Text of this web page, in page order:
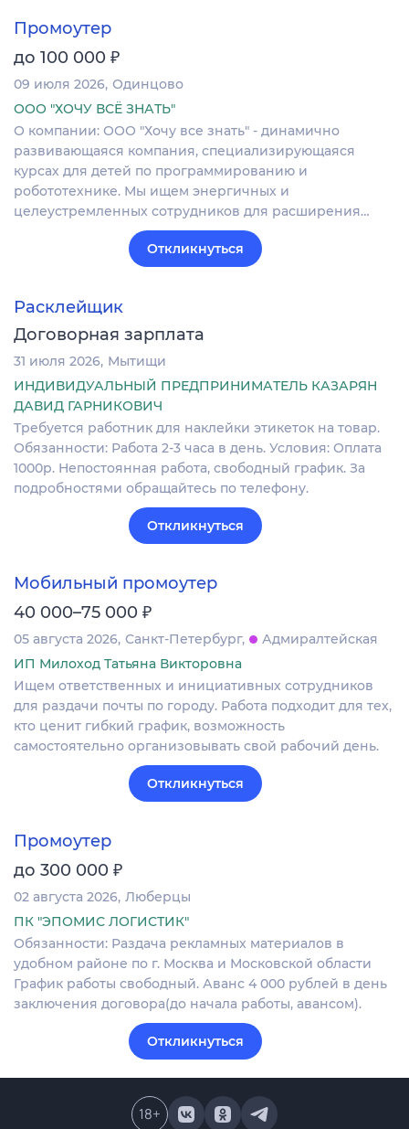
Промоутер
до 100 000 ₽
09 июля 2026 Одинцово
ООО "ХОЧУ ВСЁ ЗНАТЬ"
О компании: ООО "Хочу все знать" - динамично
развивающаяся компания, специализирующаяся
курсах для детей по программированию и
робототехнике. Мы ищем энергичных и
целеустремленных сотрудников для расширения…
Откликнуться
Расклейщик
Договорная зарплата
31 июля 2026 Мытищи
ИНДИВИДУАЛЬНЫЙ ПРЕДПРИНИМАТЕЛЬ КАЗАРЯН
ДАВИД ГАРНИКОВИЧ
Требуется работник для наклейки этикеток на товар.
Обязанности: Работа 2-3 часа в день. Условия: Оплата
1000р. Непостоянная работа, свободный график. За
подробностями обращайтесь по телефону.
Откликнуться
Мобильный промоутер
40 000–75 000 ₽
05 августа 2026 Санкт-Петербург
Адмиралтейская
ИП Милоход Татьяна Викторовна
Ищем ответственных и инициативных сотрудников
для раздачи почты по городу. Работа подходит для тех,
кто ценит гибкий график, возможность
самостоятельно организовывать свой рабочий день.
Откликнуться
Промоутер
до 300 000 ₽
02 августа 2026 Люберцы
ПК "ЭПОМИС ЛОГИСТИК"
Обязанности: Раздача рекламных материалов в
удобном районе по г. Москва и Московской области
График работы свободный. Аванс 4 000 рублей в день
заключения договора(до начала работы, авансом).
Откликнуться
18+